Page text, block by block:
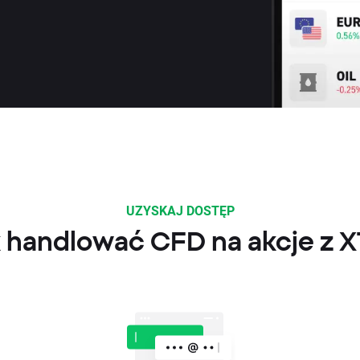
UZYSKAJ DOSTĘP
handlować CFD na akcje z